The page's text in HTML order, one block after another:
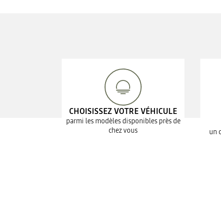
CHOISISSEZ VOTRE VÉHICULE
parmi les modèles disponibles près de
chez vous
un